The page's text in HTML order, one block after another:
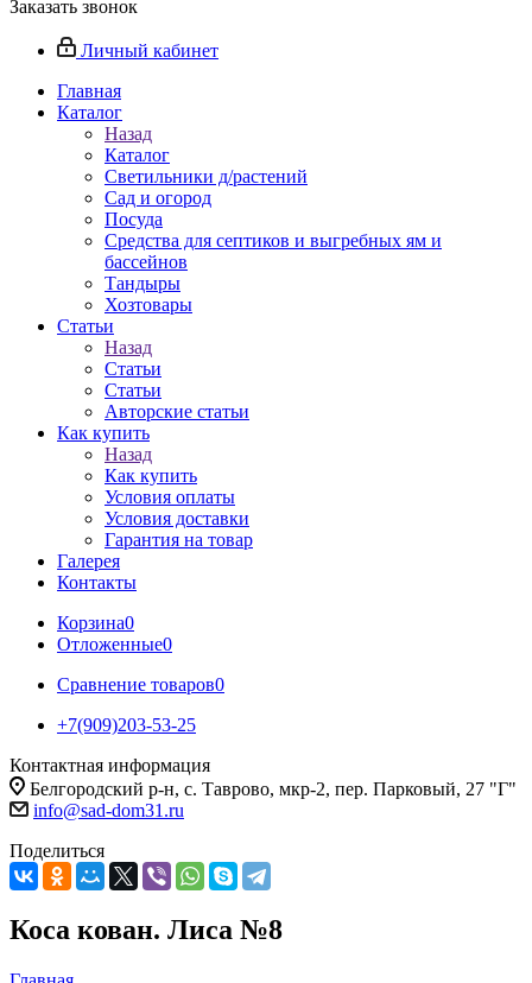
Заказать звонок
Личный кабинет
Главная
Каталог
Назад
Каталог
Светильники д/растений
Сад и огород
Посуда
Средства для септиков и выгребных ям и
бассейнов
Тандыры
Хозтовары
Статьи
Назад
Статьи
Статьи
Авторские статьи
Как купить
Назад
Как купить
Условия оплаты
Условия доставки
Гарантия на товар
Галерея
Контакты
Корзина0
Отложенные0
Сравнение товаров0
+7(909)203-53-25
Контактная информация
Белгородский р-н, с. Таврово, мкр-2, пер. Парковый, 27 "Г"
info@sad-dom31.ru
Поделиться
Коса кован. Лиса №8